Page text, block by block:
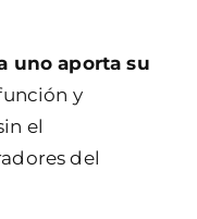
uno aporta su
y
el
del